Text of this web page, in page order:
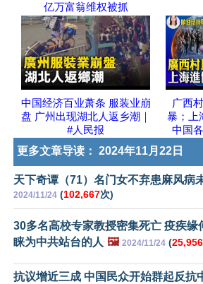
亿万富翁维权被抓
中国经济百业萧条 服装业崩
盘 广州出现湖北人返乡潮｜
#人民报
广西
暴；上
中国
更多文章导读： 2024年11月22日
天下奇谭（71）名门女不弃患麻风病
2024/11/24 (102,667次)
30多名高校专家教授密集死亡 疫疾缘
睐为中共站台的人 🖼️ 2024/11/24 (25,956
抗议增近三成 中国民众开始群起反抗